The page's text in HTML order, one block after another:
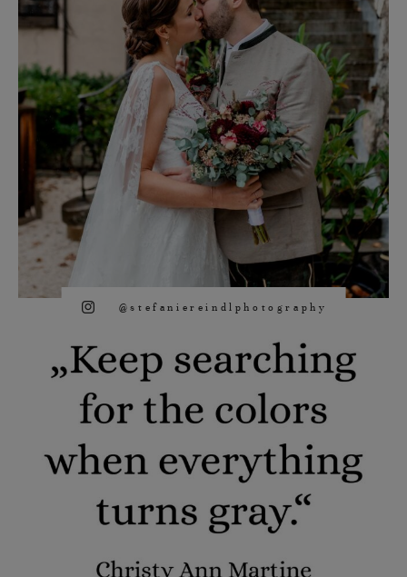
@stefaniereindlphotography